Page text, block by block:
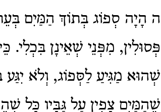
ה הָיָה סְפוֹג בְּתוֹךְ הַמַּיִם
פְּסוּלִין, מִפְּנֵי שְׁאֵינָן
שְׁהוּא מַגִּיעַ לַסְּפוֹג, וְלֹא
שֶׁהַמַּיִם צָפִין עַל גַּבָּיו כָּל